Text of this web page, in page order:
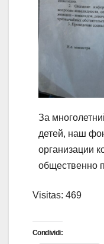
За
детей, наш
организации
общественно
Visitas: 469
Condividi: